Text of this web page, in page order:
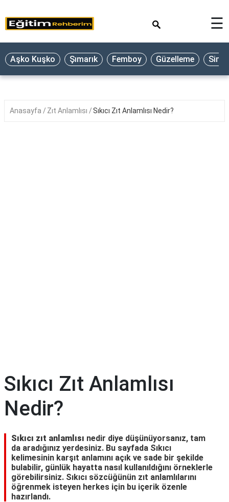
☰
Aşko Kuşko Şımarık Femboy Güzelleme
Anasayfa Zıt Anlamlısı Sıkıcı Zıt Anlamlısı Nedir?
Sıkıcı Zıt Anlamlısı
Nedir?
Sıkıcı zıt anlamlısı nedir diye düşünüyorsanız, tam
da aradığınız yerdesiniz. Bu sayfada Sıkıcı
kelimesinin karşıt anlamını açık ve sade bir şekilde
bulabilir, günlük hayatta nasıl kullanıldığını örneklerle
görebilirsiniz. Sıkıcı sözcüğünün zıt anlamlılarını
öğrenmek isteyen herkes için bu içerik özenle
hazırlandı.